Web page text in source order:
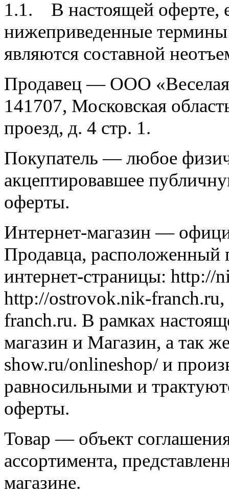
1.1. В настоящей оферте,
нижеприведенные
являются составной
Продавец — ООО
141707, Московская
проезд, д. 4 стр. 1.
Покупатель — любое
акцептировавшее
оферты.
Интернет-магазин —
Продавца, расположенный
интернет-страницы:
http://ostrovok.nik-
franch.ru. В рамках
магазин и Магазин, а так
show.ru/onlineshop/ и
равносильными и
оферты.
Товар — объект
ассортимента,
магазине.